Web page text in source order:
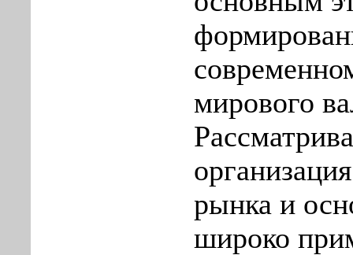
мирового
рынка и
широко